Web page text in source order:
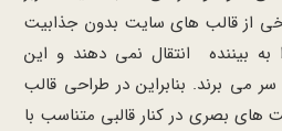
از قالب های سایت بدون جذابیت
بیننده انتقال نمی دهند و این
می برند. بنابراین در طراحی قالب
های بصری در کنار قالبی متناسب با